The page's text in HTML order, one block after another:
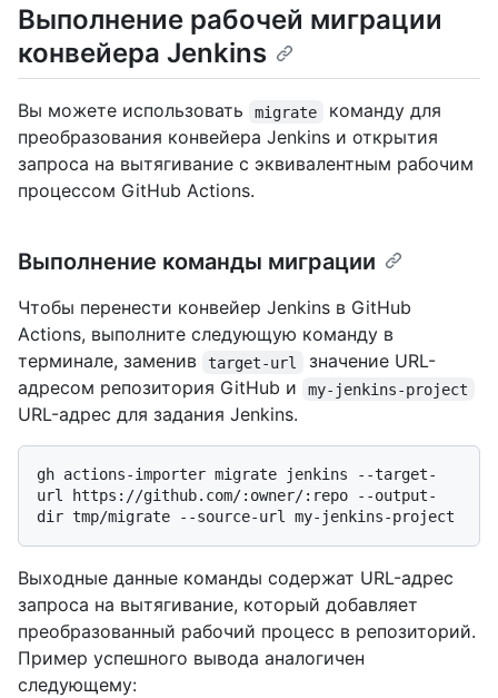
Выполнение рабочей миграции
конвейера Jenkins
Вы можете использовать migrate
команду для
преобразования конвейера Jenkins и открытия
запроса на вытягивание с эквивалентным рабочим
процессом GitHub Actions.
Выполнение команды миграции
Чтобы перенести конвейер Jenkins в GitHub
Actions, выполните следующую команду в
терминале, заменив
target-url
значение URL-
адресом репозитория GitHub и
my-jenkins-project
URL-адрес для задания Jenkins.
gh actions-importer migrate jenkins --target-
url https://github.com/:owner/:repo --output-
Выходные данные команды содержат URL-адрес
запроса на вытягивание, который добавляет
преобразованный рабочий процесс в репозиторий.
Пример успешного вывода аналогичен
следующему: